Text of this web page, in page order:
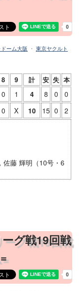
ーム大阪 ・ 東京ヤクルト
8 9 計 安 失 本
0 1 4 8 0
0
0 X 10 15 0
2
佐藤 輝明（10号・6
グ戦19回戦